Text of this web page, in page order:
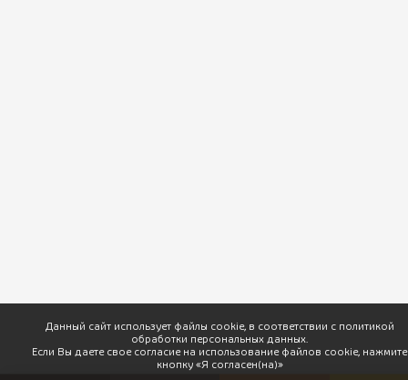
Данный сайт использует файлы cookie, в соответствии с политикой
обработки персональных данных.
Если Вы даете свое согласие на использование файлов cookie, нажмите
кнопку «Я согласен(на)»